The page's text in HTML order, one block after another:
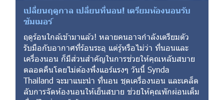
เปลี่ยนฤดูกาล เปลี่ยนที่นอน! เตรียมห้องนอนรับ
ซัมเมอร์
ฤดูร้อนใกล้เข้ามาแล้ว! หลายคนอาจกำลังเตรียมตัว
รับมือกับอากาศที่ร้อนระอุ แต่รู้หรือไม่ว่า ที่นอนและ
เครื่องนอน ก็มีส่วนสำคัญในการช่วยให้คุณหลับสบาย
ตลอดคืนโดยไม่ต้องพึ่งแอร์แรงๆ วันนี้ Synda
Thailand จะมาแนะนำ ที่นอน ชุดเครื่องนอน และเคล็ด
ลับการจัดห้องนอนให้เย็นสบาย ช่วยให้คุณพักผ่อนเต็ม